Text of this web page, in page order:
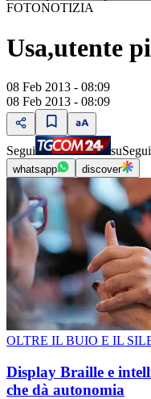
FOTONOTIZIA
Usa,utente
08 Feb 2013 - 08:09
08 Feb 2013 - 08:09
Segui su
whatsapp discover
OLTRE IL BUIO E IL
Display Braille e
che dà autonomia